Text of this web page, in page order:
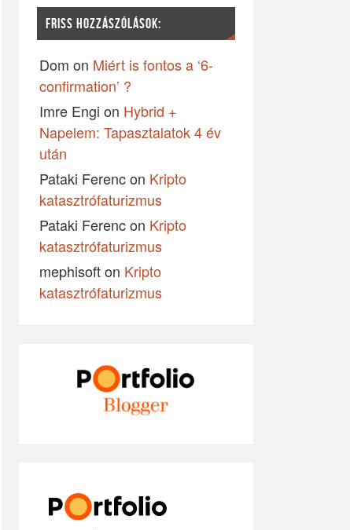
FRISS HOZZÁSZÓLÁSOK:
Dom on Miért is fontos a ‘6-
confirmation’ ?
Imre Engi on Hybrid +
Napelem: Tapasztalatok 4 év
után
Pataki Ferencon Kripto
katasztrófaturizmus
Pataki Ferencon Kripto
katasztrófaturizmus
mephisofton Kripto
katasztrófaturizmus